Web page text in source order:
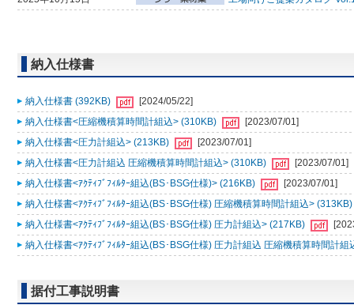
納入仕様書
納入仕様書 (392KB)
[2024/05/22]
納入仕様書<圧縮機積算時間計組込> (310KB)
[2023/07/01]
納入仕様書<圧力計組込> (213KB)
[2023/07/01]
納入仕様書<圧力計組込 圧縮機積算時間計組込> (310KB)
[2023/07/01]
納入仕様書<ｱｸﾃｨﾌﾞﾌｨﾙﾀｰ組込(BS･BSG仕様)> (216KB)
[2023/07/01]
納入仕様書<ｱｸﾃｨﾌﾞﾌｨﾙﾀｰ組込(BS･BSG仕様) 圧縮機積算時間計組込> (313KB)
納入仕様書<ｱｸﾃｨﾌﾞﾌｨﾙﾀｰ組込(BS･BSG仕様) 圧力計組込> (217KB)
納入仕様書<ｱｸﾃｨﾌﾞﾌｨﾙﾀｰ組込(BS･BSG仕様) 圧力計組込 圧縮機積算時間計
据付工事説明書